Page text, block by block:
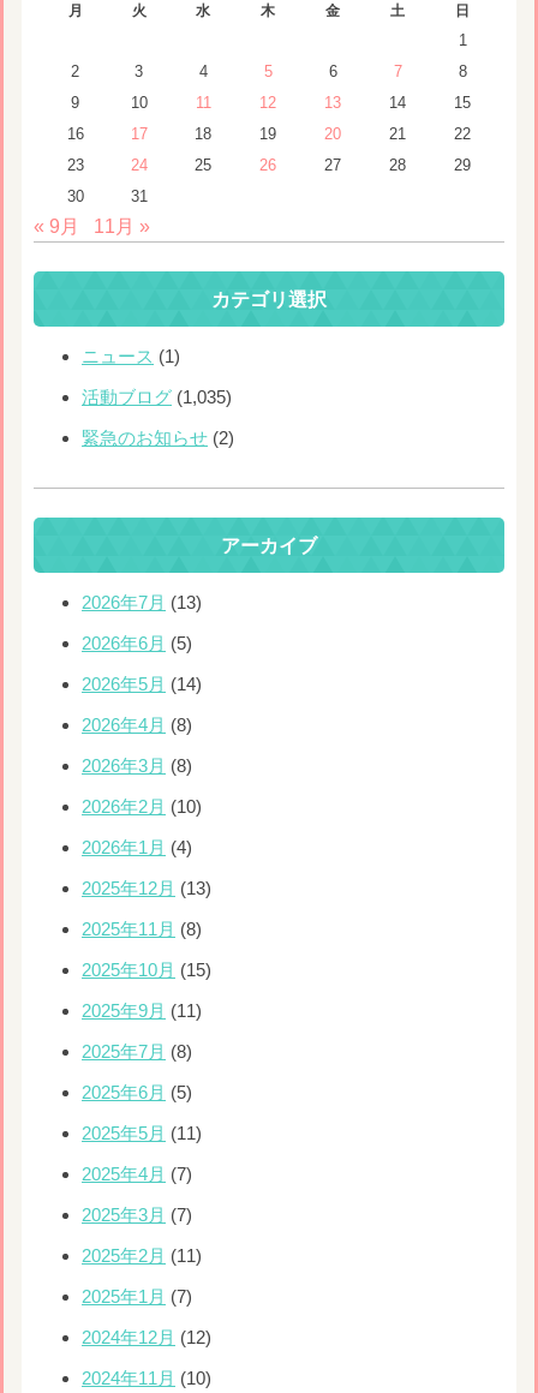
月 火 水 木 金 土 日
1
2
3 4 5 6 7
8
9
10 11 12 13 14
15
16
17 18 19 20 21
22
23
24 25 26 27 28
29
30
31
« 9月 11月 »
カテゴリ選択
ニュース (1)
活動ブログ (1,035)
緊急のお知らせ (2)
アーカイブ
2026年7月 (13)
2026年6月 (5)
2026年5月 (14)
2026年4月 (8)
2026年3月 (8)
2026年2月 (10)
2026年1月 (4)
2025年12月 (13)
2025年11月 (8)
2025年10月 (15)
2025年9月 (11)
2025年7月 (8)
2025年6月 (5)
2025年5月 (11)
2025年4月 (7)
2025年3月 (7)
2025年2月 (11)
2025年1月 (7)
2024年12月 (12)
2024年11月 (10)